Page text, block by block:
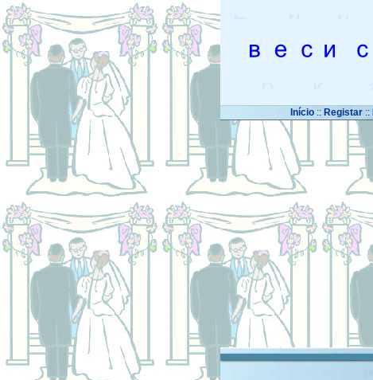
Início :: Registar::